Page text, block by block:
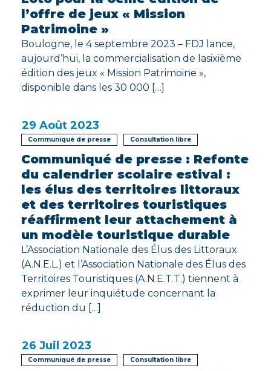
l’offre de jeux « Mission
Patrimoine »
Boulogne, le 4 septembre 2023 – FDJ lance,
aujourd’hui, la commercialisation de lasixième
édition des jeux « Mission Patrimoine »,
disponible dans les 30 000 […]
29 Août 2023
Communiqué de presse Consultation libre
Communiqué de presse : Refonte
du calendrier scolaire estival :
les élus des territoires littoraux
et des territoires touristiques
réaffirment leur attachement à
un modèle touristique durable
L’Association Nationale des Élus des Littoraux
(A.N.E.L.) et l’Association Nationale des Élus des
Territoires Touristiques (A.N.E.T.T.) tiennent à
exprimer leur inquiétude concernant la
réduction du […]
26 Juil 2023
Communiqué de presse Consultation libre